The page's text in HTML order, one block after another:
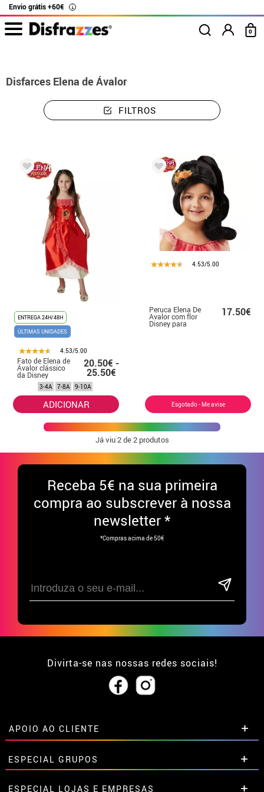
Envio grátis +60€ i
0
Disfarces Elena de Ávalor
FILTROS
ENTREGA 24H/48H
ÚLTIMAS UNIDADES
4.53/5.00
Fato de Elena de
Ávalor clássico
da Disney
20.50€ -
25.50€
3-4A 7-8A 9-10A
ADICIONAR
4.53/5.00
Peruca Elena De
Avalor com flor
Disney para
menina
17.50€
Esgotado - Me avise
Já viu2de 2 produtos
Receba 5€ na sua primeira
compra ao subscrever à nossa
newsletter *
*Compras acima de 50€
Divirta-se nas nossas redes sociais!
APOIO AO CLIENTE
• Sobre nós
• Condições de venda
• Aviso legal ePrivacidade
ESPECIAL GRUPOS
Descontos especiais para grupos.
ESPECIAL LOJAS E EMPRESAS